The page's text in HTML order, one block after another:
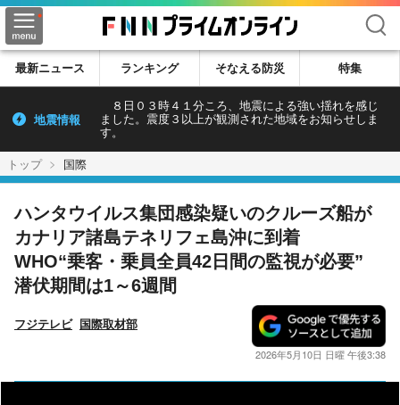
検索
最新ニュース ランキング そなえる防災 特集
地震情報
８日０３時４１分ころ、地震による強い揺れを感じ
ました。震度３以上が観測された地域をお知らせしま
す。
トップ 国際
ハンタウイルス集団感染疑いのクルーズ船が
カナリア諸島テネリフェ島沖に到着
WHO“乗客・乗員全員42日間の監視が必要”
潜伏期間は1～6週間
フジテレビ 国際取材部
2026年5月10日 日曜 午後3:38